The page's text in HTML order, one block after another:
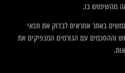
מהשימוש בו.
באתר אחראים לבדוק את תנאי
וההסכמים עם הגורמים המנפיקים את